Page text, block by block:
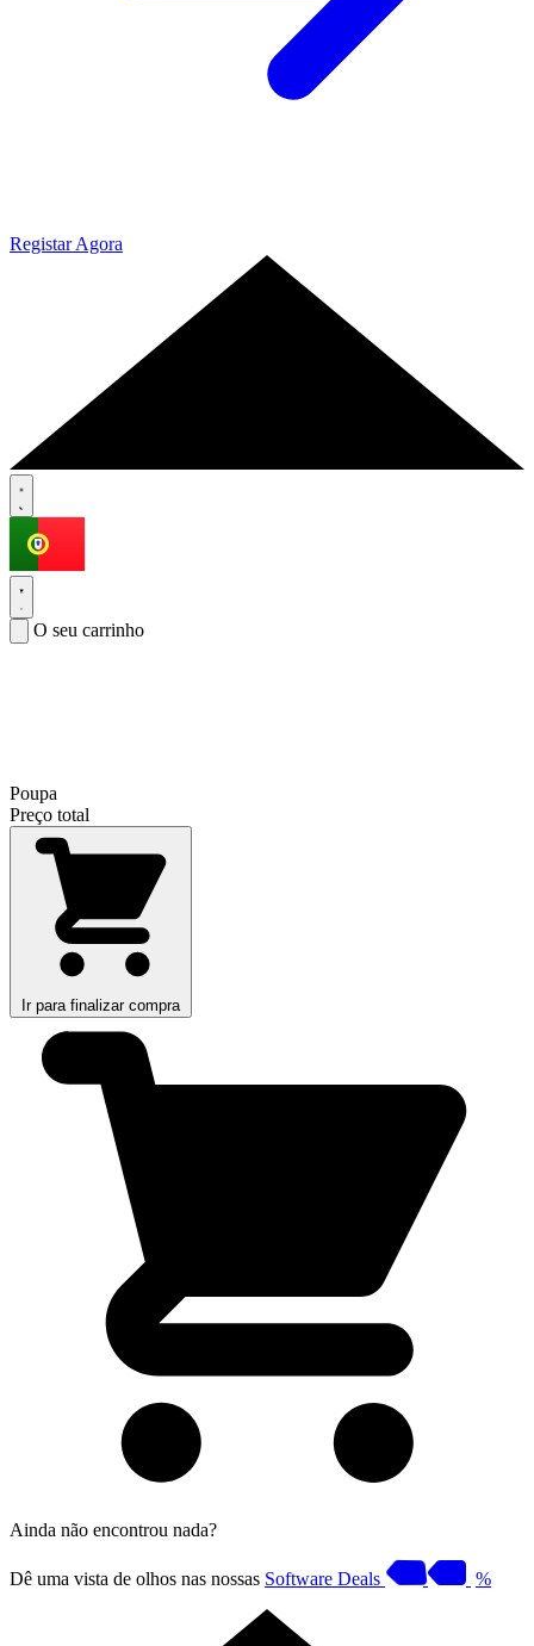
Registar Agora
O seu carrinho
Poupa
Preço total
Ir para finalizar compra
Ainda não encontrou nada?
Dê uma vista de olhos nas nossas Software Deals %